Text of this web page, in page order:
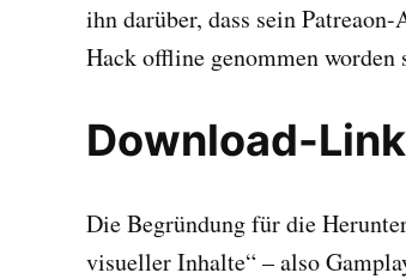
ihn darüber, dass sein
Hack offline genommen worden
Download-
Die Begründung für die
visueller Inhalte“ – also